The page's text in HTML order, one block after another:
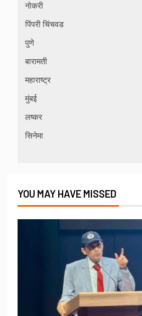
नोकरी
पिंपरी चिंचवड
पुणे
बारामती
महाराष्ट्र
मुंबई
लष्कर
सिनेमा
YOU MAY HAVE MISSED